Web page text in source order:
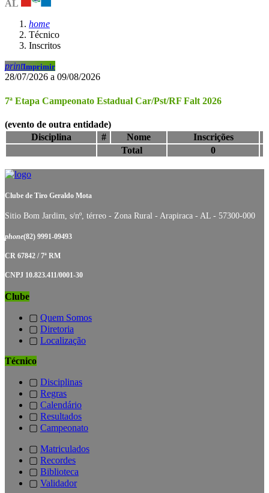
AL
home
Técnico
Inscritos
printImprimir
28/07/2026 a 09/08/2026
7ª Etapa Campeonato Estadual Car/Pst/RF Falt 2026
(evento de outra entidade)
Disciplina
# Nome
Inscrições
Total
0
Clube de Tiro Geraldo Mota
Sitio Bom Jardim, s/nº, térreo - Zona Rural - Arapiraca - AL - 57300-000
phone(82) 9991-09493
CR 67842 / 7ª RM
CNPJ 10.823.411/0001-30
Clube
▢ Quem Somos
▢ Diretoria
▢ Localização
Técnico
▢ Disciplinas
▢ Regras
▢ Calendário
▢ Resultados
▢ Campeonato
▢ Matriculados
▢ Recordes
▢ Biblioteca
▢ Validador